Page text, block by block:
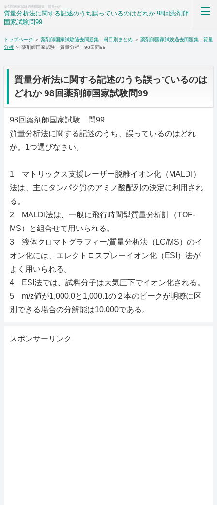
薬剤師国家試験過去問題集 質量分析
質量分析法に関する記述のうち誤っているのはどれか 98回薬剤師
国家試験問99
薬剤師国家試験過去問題集解答解説科目別まとめ
ホーム
RSS購読
トップページ ＞ 薬剤師国家試験過去問題集 科目別まとめ ＞ 薬剤師国家試験過去問題集 質量
分析 ＞ 薬剤師国家試験 質量分析 98回問99
質量分析法に関する記述のうち誤っているのは
どれか 98回薬剤師国家試験問99
98回薬剤師国家試験 問99
質量分析法に関する記述のうち、誤っているのはどれ
か。1つ選びなさい。
1 マトリックス支援レーザー脱離イオン化（MALDI）
法は、主にタンパク質のアミノ酸配列の決定に利用され
る。
2 MALDI法は、一般に飛行時間型質量分析計（TOF-
MS）と組合せて用いられる。
3 液体クロマトグラフィー/質量分析法（LC/MS）のイ
オン化には、エレクトロスプレーイオン化（ESI）法が
よく用いられる。
4 ESI法では、試料分子は大気圧下でイオン化される。
5 m/z値が1,000.0と1,000.1の２本のピークが明瞭に区
別できる場合の分解能は10,000である。
スポンサーリンク